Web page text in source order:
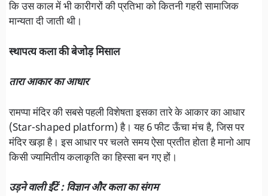
कि उस काल में भी कारीगरों की प्रतिभा को कितनी गहरी सामाजिक
मान्यता दी जाती थी।
स्थापत्य कला की बेजोड़ मिसाल
तारा आकार का आधार
रामप्पा मंदिर की सबसे पहली विशेषता इसका तारे के आकार का आधार
(Star-shaped platform) है। यह 6 फीट ऊँचा मंच है, जिस पर
मंदिर खड़ा है। इस आधार पर चलते समय ऐसा प्रतीत होता है मानो आप
किसी ज्यामितीय कलाकृति का हिस्सा बन गए हों।
उड़ने वाली ईंटें : विज्ञान और कला का संगम